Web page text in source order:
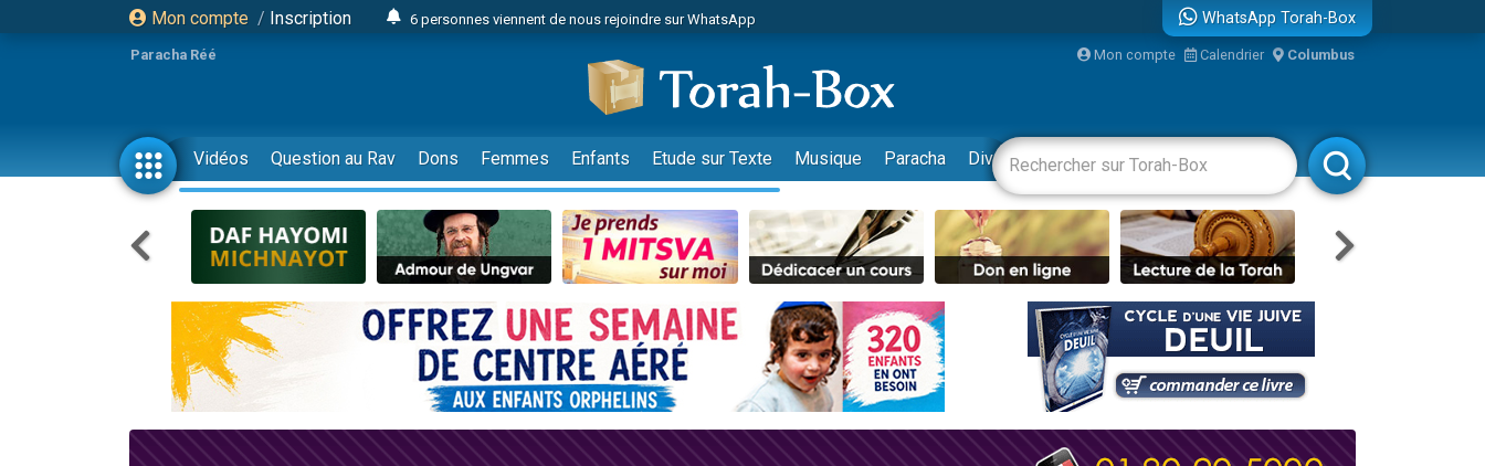
Mon compte / Inscription
6 personnes viennent de nous rejoindre sur WhatsApp
2 personnes viennent de faire un don pour 1 Journée de Vacances Pour les Enfants
17 personnes viennent de demander une bénédiction
4 personnes viennent de nous rejoindre sur WhatsApp
Il reste 49 places pour étudier en groupe sur Zoom
23 personnes viennent de faire un don pour Diane, 80 ans, dans un appartement insalubre
Eva vient de donner son Maasser
4 personnes viennent de nous rejoindre sur WhatsApp
3 personnes viennent de nous rejoindre sur WhatsApp
3 personnes viennent de faire un don pour 5 jours de vacances aux Orphelins
Odaya vient de donner son Maasser
13 personnes viennent de demander une bénédiction
2 personnes viennent de nous rejoindre sur WhatsApp
WhatsApp Torah-Box
Paracha Réé Mon compte Calendrier Columbus
Vidéos Question au Rav Dons Femmes Enfants Etude sur Texte Musique Paracha Divertissements Livres Rabbanim